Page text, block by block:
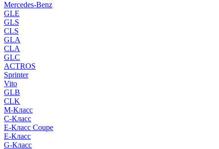
Mercedes-Benz
GLE
GLS
CLS
GLA
CLA
GLC
ACTROS
Sprinter
Vito
GLB
CLK
M-Класс
C-Класс
E-Класс Coupe
E-Класс
G-Класс